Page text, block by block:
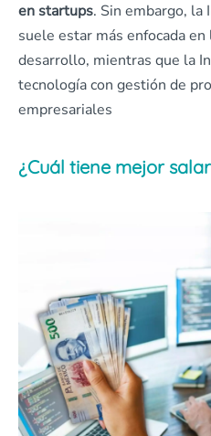
en startups. Sin embargo, la
suele estar más enfocada
desarrollo, mientras que la
tecnología con gestión de
empresariales
¿Cuál tiene mejor